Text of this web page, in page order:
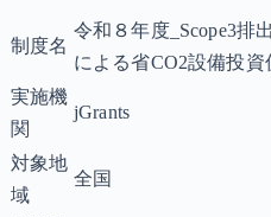
制度名
令和８年度_Scope3排
による省CO2設備投資
実施機
関
jGrants
対象地
域
全国